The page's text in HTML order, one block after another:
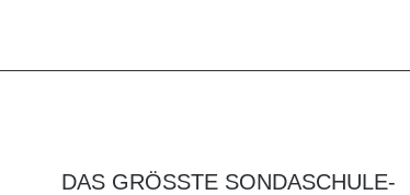
DAS GRÖSSTE SONDASCHULE-